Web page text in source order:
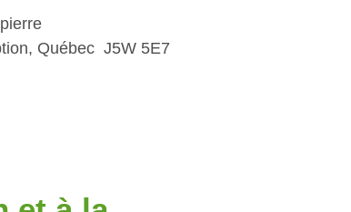
Québec J5W 5E7